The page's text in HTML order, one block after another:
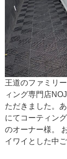
王道のファミ
ィング専門店
ただきました
にてコーティン
のオーナー様。
イワイとした中
これから